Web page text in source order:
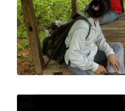
Pemetaan
Learn More